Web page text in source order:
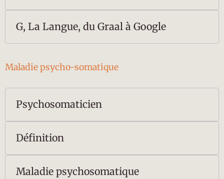
G, La Langue, du Graal à Google
Maladie psycho-somatique
Psychosomaticien
Définition
Maladie psychosomatique